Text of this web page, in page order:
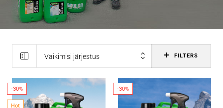
Vaikimisi järjestus FILTERS
-30%
Hot
-30%